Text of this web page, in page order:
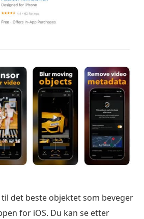
til det beste objektet som beveger
for iOS. Du kan se etter